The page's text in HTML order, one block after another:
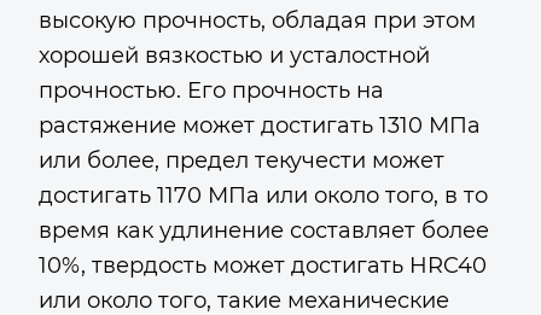
высокую прочность, обладая при этом
хорошей вязкостью и усталостной
прочностью. Его прочность на
растяжение может достигать 1310 МПа
или более, предел текучести может
достигать 1170 МПа или около того, в то
время как удлинение составляет более
10%, твердость может достигать HRC40
или около того, такие механические